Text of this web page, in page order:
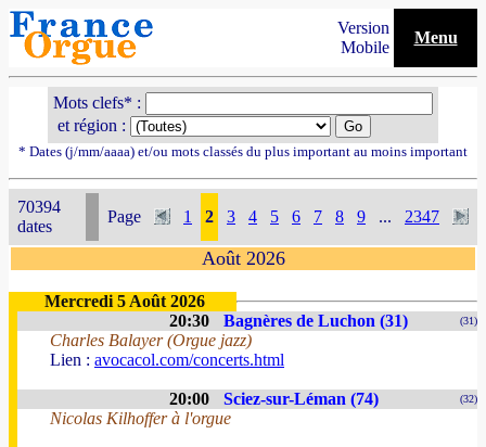
Version
Mobile
Menu
Mots clefs* :
et région :
* Dates (j/mm/aaaa) et/ou mots classés du plus important au moins important
70394
dates
Page 1 2 3 4 5 6 7 8 9 ... 2347
Août 2026
Mercredi 5 Août 2026
20:30
Bagnères de Luchon (31) (31)
Charles Balayer (Orgue jazz)
Lien : avocacol.com/concerts.html
20:00 Sciez-sur-Léman (74) (32)
Nicolas Kilhoffer à l'orgue